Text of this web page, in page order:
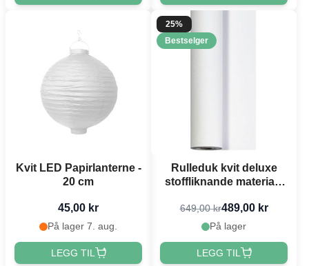
Kvit LED Papirlanterne -
20 cm
45,00 kr
På lager 7. aug.
LEGG TIL
25%
Bestselger
Rulleduk kvit deluxe
stoffliknande materiale
649,00 kr489,00 kr
På lager
LEGG TIL